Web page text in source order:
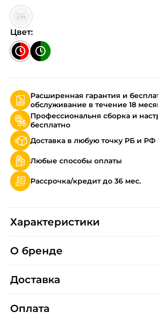
26
Цвет:
Расширенная гарантия и
обслуживание в течение 18
Профессиональня сборка и
бесплатно
Доставка в любую точку РБ и РФ
Любые способы оплаты
Рассрочка/кредит до 36 мес.
Характеристики
О бренде
Доставка
Оплата